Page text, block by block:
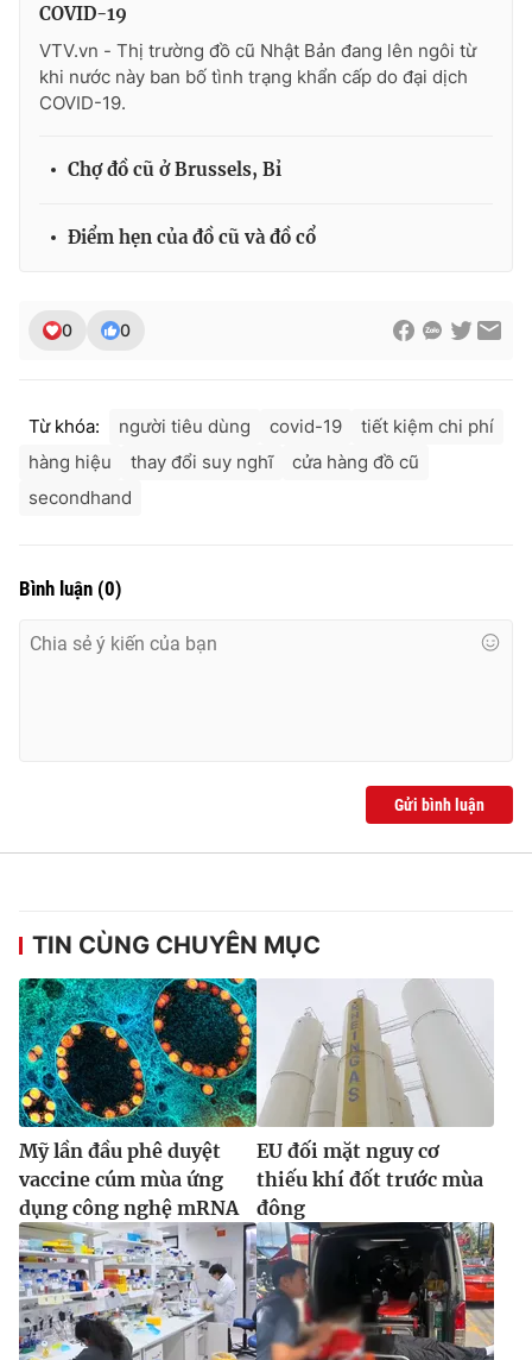
COVID-19
VTV.vn - Thị trường đồ cũ Nhật Bản đang lên ngôi từ
khi nước này ban bố tình trạng khẩn cấp do đại dịch
COVID-19.
Chợ đồ cũ ở Brussels, Bỉ
Điểm hẹn của đồ cũ và đồ cổ
0 0
Từ khóa: người tiêu dùng covid-19
tiết kiệm chi phí
hàng hiệu
thay đổi suy nghĩ
cửa hàng đồ cũ
secondhand
Bình luận (0)
Gửi bình luận
TIN CÙNG CHUYÊN MỤC
Mỹ lần đầu phê duyệt
vaccine cúm mùa ứng
dụng công nghệ mRNA
EU đối mặt nguy cơ
thiếu khí đốt trước mùa
đông